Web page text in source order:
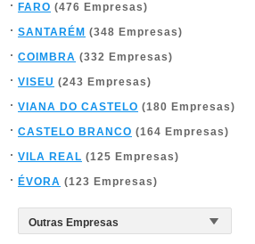
FARO (476 Empresas)
SANTARÉM (348 Empresas)
COIMBRA (332 Empresas)
VISEU (243 Empresas)
VIANA DO CASTELO (180 Empresas)
CASTELO BRANCO (164 Empresas)
VILA REAL (125 Empresas)
ÉVORA (123 Empresas)